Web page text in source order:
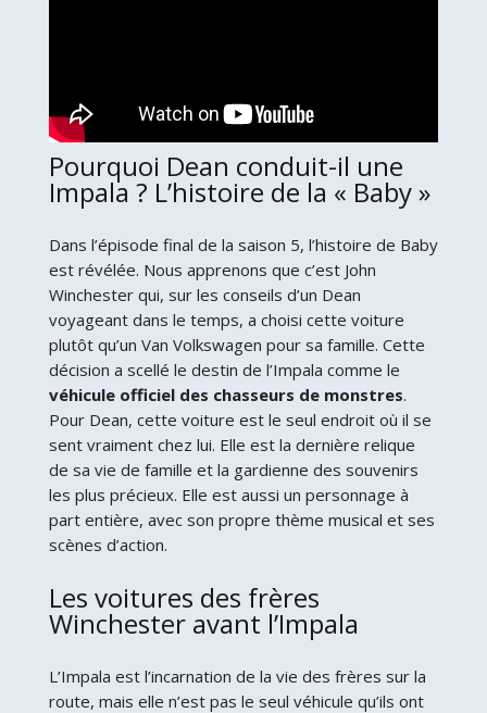
Pourquoi Dean conduit-il une
Impala ? L’histoire de la « Baby »
Dans l’épisode final de la saison 5, l’histoire de Baby
est révélée. Nous apprenons que c’est John
Winchester qui, sur les conseils d’un Dean
voyageant dans le temps, a choisi cette voiture
plutôt qu’un Van Volkswagen pour sa famille. Cette
décision a scellé le destin de l’Impala comme le
véhicule officiel des chasseurs de monstres.
Pour Dean, cette voiture est le seul endroit où il se
sent vraiment chez lui. Elle est la dernière relique
de sa vie de famille et la gardienne des souvenirs
les plus précieux. Elle est aussi un personnage à
part entière, avec son propre thème musical et ses
scènes d’action.
Les voitures des frères
Winchester avant l’Impala
L’Impala est l’incarnation de la vie des frères sur la
route, mais elle n’est pas le seul véhicule qu’ils ont